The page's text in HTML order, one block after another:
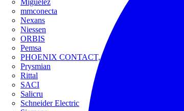
Miguélez
mmconecta
Nexans
Niessen
ORBIS
Pemsa
PHOENIX CONTACT, S.A.U.
Prysmian
Rittal
SACI
Salicru
Schneider Electric